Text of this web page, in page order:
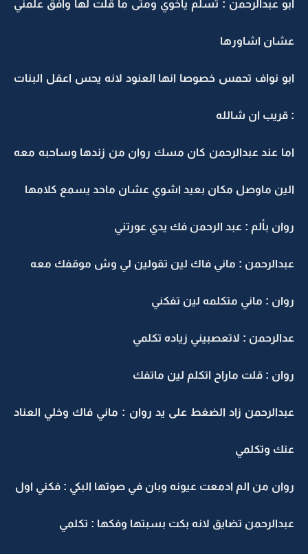
ابو عبدالرحمن : تسلم ياخوي ومتى ما قلت لها وافق علمني
عشان اشاورها
ابو نواف تحمس خصوصا انها العنود لانه يحس اعقل البنات
: قريب ان شالله
اما عند عبدالرحمن كان مسك روان من زندها وساحبه معه
الين ماوصل مكان بعيد اشوي عشان ماحد يسمع كلامها
روان بألم : عبد الرحمن فك يدي عورتني
عبدالرحمن : ماني فاك لين تقولين لي وش موقفك معه
روان : ماني متكلمه لين تفكني
عدالرحمن : لاتعصبيني زياده تكلمي
روان : قلت ماراح اتكلم لين ماتفك
عبدالرحمن زاد الضغط على يد روان : ماني فاك وخلي العناد
عنك وتكلمي
روان من الم ادمعت عيونه وبان في صوتها البكي : فكني اول
عبدالرحمن تضايق لانه بكت بسبتها وفكها : تكلمي